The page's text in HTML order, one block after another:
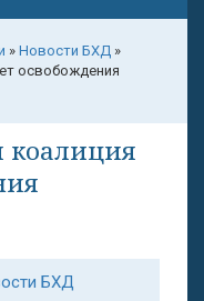
» Новости БХД »
освобождения
коалиция
БХД